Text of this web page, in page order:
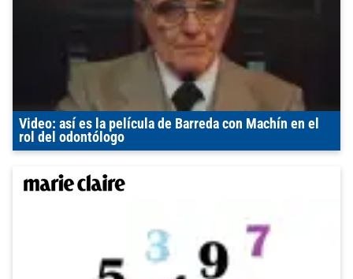
Video: así es la película de Barreda con Machín en el
rol del odontólogo